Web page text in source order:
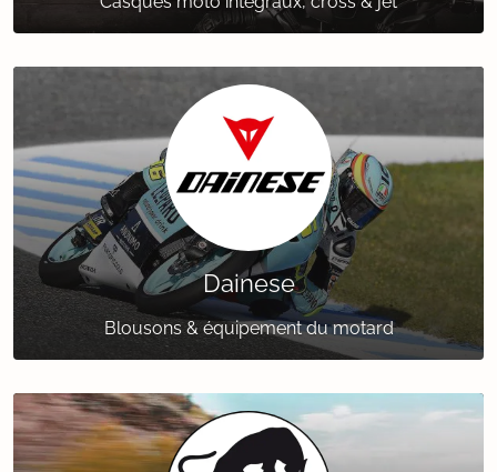
Dainese
Blousons & équipement du motard